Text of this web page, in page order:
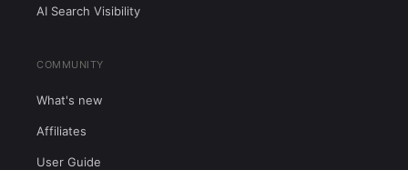
AI Search Visibility
COMMUNITY
What's new
Affiliates
User Guide